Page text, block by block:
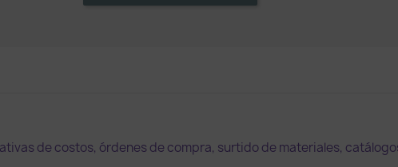
de costos, órdenes de compra, surtido de materiales,